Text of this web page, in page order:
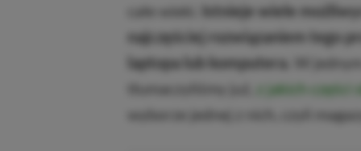
całe wieki.
Istnieje wiele
najczęściej rozwiązaniem tego
laptopa lub komputera.
W
tłumaczyliśmy już,
z jakich części
wyborze jednej z nich, czyli